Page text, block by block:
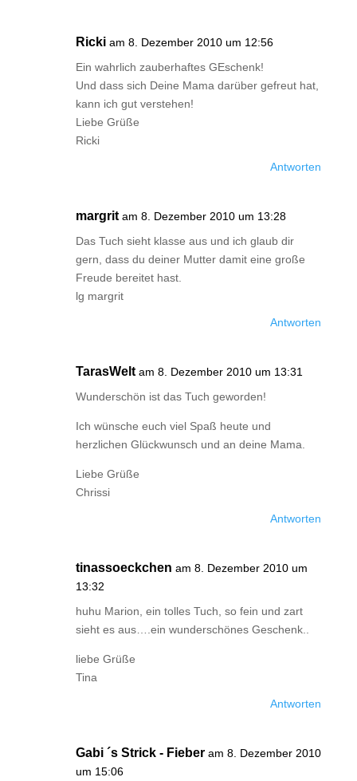
Ricki am 8. Dezember 2010 um 12:56
Ein wahrlich zauberhaftes GEschenk!
Und dass sich Deine Mama darüber gefreut hat,
kann ich gut verstehen!
Liebe Grüße
Ricki
Antworten
margrit am 8. Dezember 2010 um 13:28
Das Tuch sieht klasse aus und ich glaub dir
gern, dass du deiner Mutter damit eine große
Freude bereitet hast.
lg margrit
Antworten
TarasWelt am 8. Dezember 2010 um 13:31
Wunderschön ist das Tuch geworden!
Ich wünsche euch viel Spaß heute und
herzlichen Glückwunsch und an deine Mama.
Liebe Grüße
Chrissi
Antworten
tinassoeckchen am 8. Dezember 2010 um
13:32
huhu Marion, ein tolles Tuch, so fein und zart
sieht es aus….ein wunderschönes Geschenk..
liebe Grüße
Tina
Antworten
Gabi ´s Strick - Fieber am 8. Dezember 2010
um 15:06